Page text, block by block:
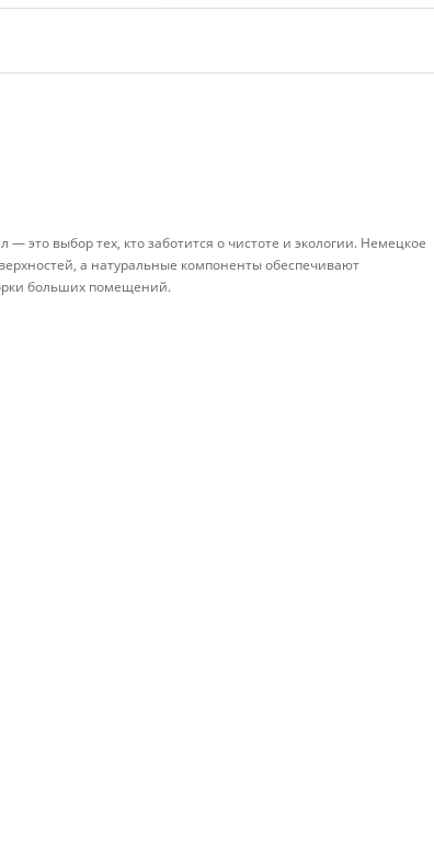
— это выбор тех, кто заботится о чистоте и экологии. Немецкое
а натуральные компоненты обеспечивают
больших помещений.